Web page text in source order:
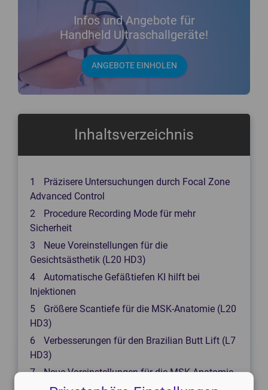
Infos und Angebote für
Handheld Ultraschallgeräte!
ANGEBOTE EINHOLEN
Inhaltsverzeichnis
Präzisere Untersuchungen durch Focal Zone
Advanced Control
Procedure Recording Mode für mehr
Sicherheit
Neue Voreinstellungen für die
Gesichtsästhetik (L20 HD3)
Automatische Gefäßtiefen KI hilft bei
Injektionen
Größere Scantiefe für die MSK-Anatomie (L20
HD3)
Verbesserungen für den Brazilian Butt Lift (L7
HD3)
Neue Voreinstellungen für die MSK-Anatomie
(C7 HD3)